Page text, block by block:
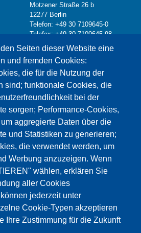
Seiten dieser Website eine
und fremden Cookies:
die für die Nutzung der
sind; funktionale Cookies, die
bei der
sorgen; Performance-Cookies,
aggregierte Daten über die
und Statistiken zu generieren;
die verwendet werden, um
Werbung anzuzeigen. Wenn
wählen, erklären Sie
aller Cookies
jederzeit unter
Cookie-Typen akzeptieren
Ihre Zustimmung für die Zukunft
Motzener Straße 26 b
12277 Berlin
Telefon: +49 30 7109645-0
Telefax: +49 30 7109645-98
info@testing.de
da die Google Maps
akzeptiert wurden.
MAPS COOKIES
AKZEPTIEREN.
akzeptieren